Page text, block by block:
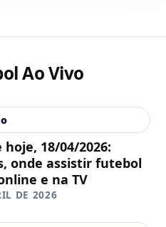
Ao Vivo
hoje, 18/04/2026:
onde assistir futebol
e na TV
DE 2026